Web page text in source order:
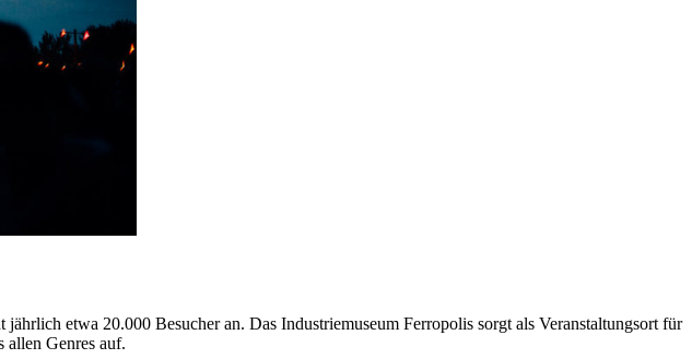
etwa 20.000 Besucher an. Das Industriemuseum Ferropolis sorgt als Veranstaltungsort für
allen Genres auf.